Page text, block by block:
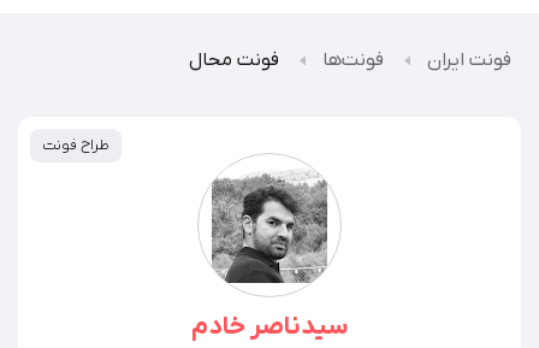
فونت ایران فونت‌ها فونت محال
طراح فونت
سیدناصر خادم